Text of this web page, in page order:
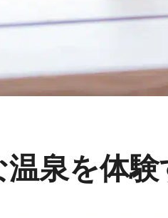
泉を体